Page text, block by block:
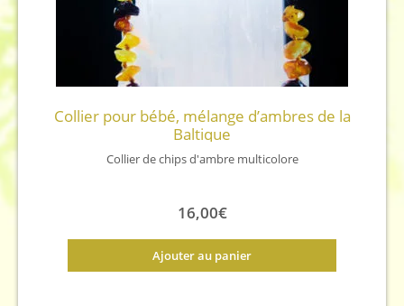
Collier pour bébé, mélange d’ambres de la
Baltique
Collier de chips d'ambre multicolore
16,00€
Ajouter au panier